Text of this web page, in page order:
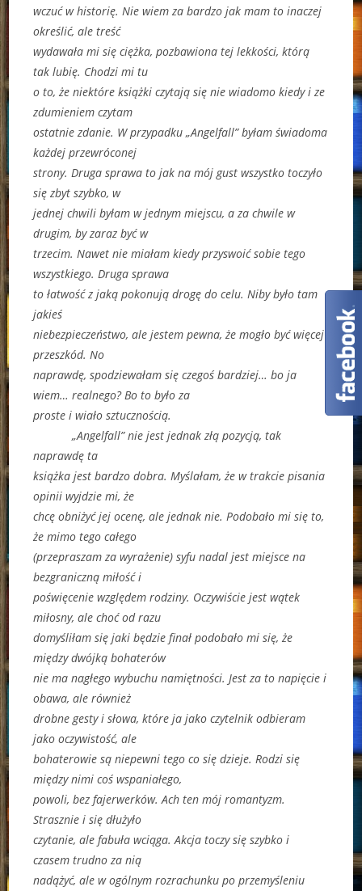
wczuć w historię. Nie wiem za bardzo jak mam to inaczej
określić, ale treść
wydawała mi się ciężka, pozbawiona tej lekkości, którą
tak lubię. Chodzi mi tu
o to, że niektóre książki czytają się nie wiadomo kiedy i ze
zdumieniem czytam
ostatnie zdanie. W przypadku „Angelfall” byłam świadoma
każdej przewróconej
strony. Druga sprawa to jak na mój gust wszystko toczyło
się zbyt szybko, w
jednej chwili byłam w jednym miejscu, a za chwile w
drugim, by zaraz być w
trzecim. Nawet nie miałam kiedy przyswoić sobie tego
wszystkiego. Druga sprawa
to łatwość z jaką pokonują drogę do celu. Niby było tam
jakieś
niebezpieczeństwo, ale jestem pewna, że mogło być więcej
przeszkód. No
naprawdę, spodziewałam się czegoś bardziej… bo ja
wiem… realnego? Bo to było za
proste i wiało sztucznością.
„Angelfall” nie jest jednak złą pozycją, tak
naprawdę ta
książka jest bardzo dobra. Myślałam, że w trakcie pisania
opinii wyjdzie mi, że
chcę obniżyć jej ocenę, ale jednak nie. Podobało mi się to,
że mimo tego całego
(przepraszam za wyrażenie) syfu nadal jest miejsce na
bezgraniczną miłość i
poświęcenie względem rodziny. Oczywiście jest wątek
miłosny, ale choć od razu
domyśliłam się jaki będzie finał podobało mi się, że
między dwójką bohaterów
nie ma nagłego wybuchu namiętności. Jest za to napięcie i
obawa, ale również
drobne gesty i słowa, które ja jako czytelnik odbieram
jako oczywistość, ale
bohaterowie są niepewni tego co się dzieje. Rodzi się
między nimi coś wspaniałego,
powoli, bez fajerwerków. Ach ten mój romantyzm.
Strasznie i się dłużyło
czytanie, ale fabuła wciąga. Akcja toczy się szybko i
czasem trudno za nią
nadążyć, ale w ogólnym rozrachunku po przemyśleniu